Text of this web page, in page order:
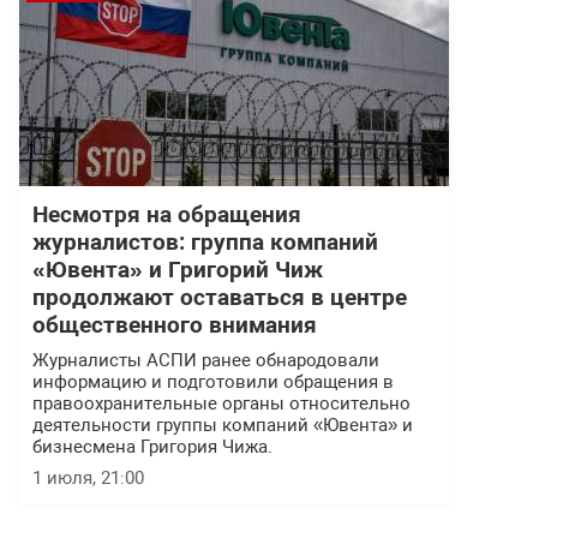
Несмотря на обращения
журналистов: группа компаний
«Ювента» и Григорий Чиж
продолжают оставаться в центре
общественного внимания
Журналисты АСПИ ранее обнародовали
информацию и подготовили обращения в
правоохранительные органы относительно
деятельности группы компаний «Ювента» и
бизнесмена Григория Чижа.
1 июля, 21:00